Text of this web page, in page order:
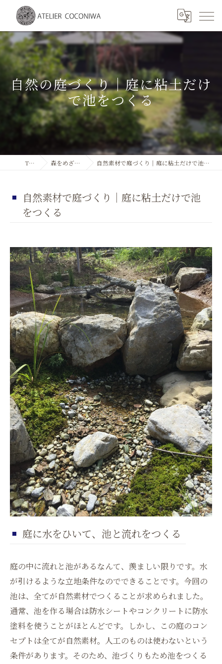
自然の庭づくり｜庭に粘土だけ
で池をつくる
TOP 森をめざして 自然素材で庭づくり｜庭に粘土だけで池をつくる
自然素材で庭づくり｜庭に粘土だけで池
をつくる
庭に水をひいて、池と流れをつくる
庭の中に流れと池があるなんて、羨ましい限りです。水
が引けるような立地条件なのでできることです。今回の
池は、全てが自然素材でつくることが求められました。
通常、池を作る場合は防水シートやコンクリートに防水
塗料を使うことがほとんどです。しかし、この庭のコン
セプトは全てが自然素材。人工のものは使わないという
条件があります。そのため、池づくりもため池をつくる